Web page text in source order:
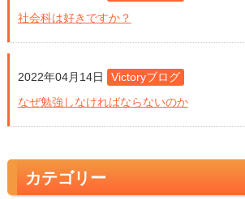
社会科は好きですか？
2022年04月14日
Victoryブログ
なぜ勉強しなければならないのか
カテゴリー